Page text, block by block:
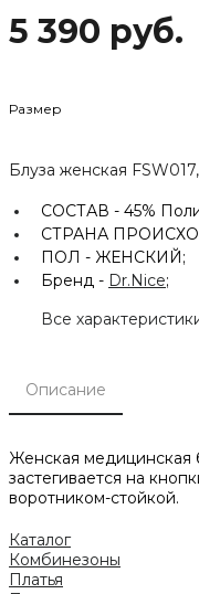
5 390 руб.
Размер
Блуза женская
СОСТАВ - 45%
СТРАНА
ПОЛ - ЖЕНСКИЙ;
Бренд - Dr.Nice;
Все
Описание
Женская медицинская
застегивается на
воротником-стойкой.
Каталог
Комбинезоны
Платья